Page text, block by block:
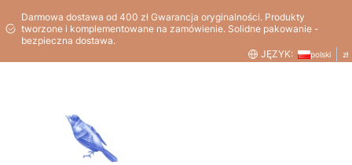
Darmowa dostawa od 400 zł Gwarancja oryginalności. Produkty
tworzone i komplementowane na zamówienie. Solidne pakowanie -
bezpieczna dostawa.
JĘZYK:
polski zł